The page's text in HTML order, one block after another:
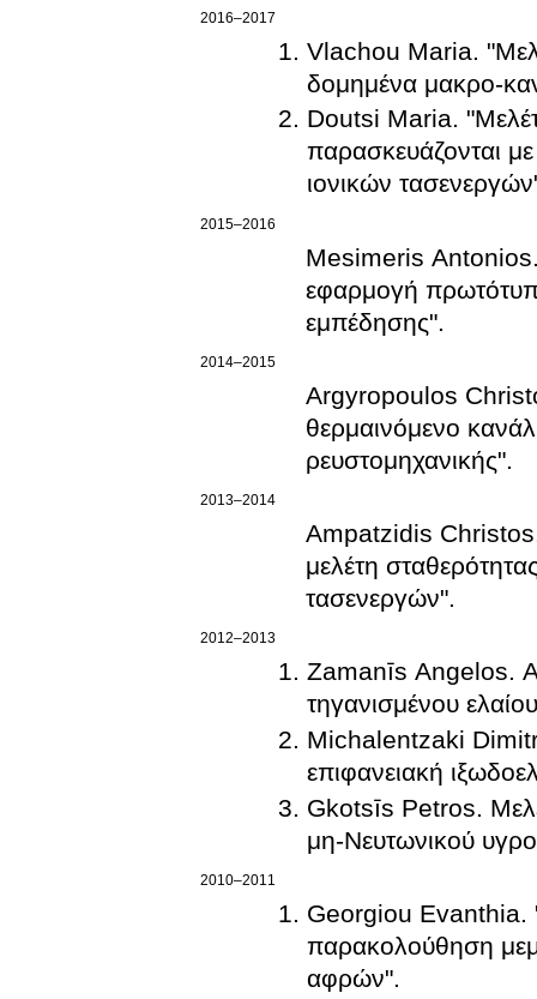
2016–2017
Vlachou Maria.
δομημένα μακρο-
Doutsi Maria.
παρασκευάζονται
ιονικών
2015–2016
Mesimeris Antonios.
εφαρμογή
εμπέδησης".
2014–2015
Argyropoulos
θερμαινόμενο
ρευστομηχανικής".
2013–2014
Ampatzidis Christos.
μελέτη
τασενεργών".
2012–2013
Zamanīs Angelos.
τηγανισμένου
Michalentzaki
επιφανειακή
Gkotsīs Petros.
μη-Νευτωνικού
2010–2011
Georgiou Evanthia.
παρακολούθηση
αφρών".